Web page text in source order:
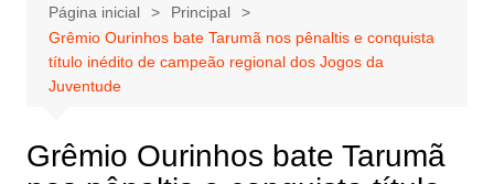
e
ú
d
o
Página inicial
Principal
Grêmio Ourinhos bate Tarumã nos pênaltis e conquista
título inédito de campeão regional dos Jogos da
Juventude
Grêmio Ourinhos bate Tarumã